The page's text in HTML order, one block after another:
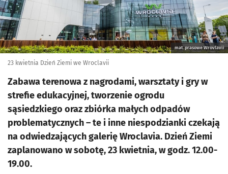
mat. prasowe Wrovlavii
23 kwietnia Dzień Ziemi we Wroclavii
Zabawa terenowa z nagrodami, warsztaty i gry w
strefie edukacyjnej, tworzenie ogrodu
sąsiedzkiego oraz zbiórka małych odpadów
problematycznych – te i inne niespodzianki czekają
na odwiedzających galerię Wroclavia. Dzień Ziemi
zaplanowano w sobotę, 23 kwietnia, w godz. 12.00-
19.00.